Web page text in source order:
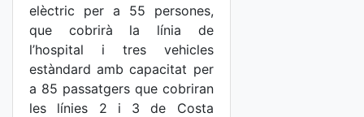
elèctric per a 55 persones,
que cobrirà la línia de
l’hospital i tres vehicles
estàndard amb capacitat per
a 85 passatgers que cobriran
les línies 2 i 3 de Costa